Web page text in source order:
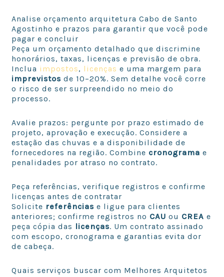
Analise orçamento arquitetura Cabo de Santo
Agostinho e prazos para garantir que você pode
pagar e concluir
Peça um orçamento detalhado que discrimine
honorários, taxas, licenças e previsão de obra.
Inclua impostos, licenças e uma margem para
imprevistos de 10–20%. Sem detalhe você corre
o risco de ser surpreendido no meio do
processo.
Avalie prazos: pergunte por prazo estimado de
projeto, aprovação e execução. Considere a
estação das chuvas e a disponibilidade de
fornecedores na região. Combine cronograma e
penalidades por atraso no contrato.
Peça referências, verifique registros e confirme
licenças antes de contratar
Solicite referências e ligue para clientes
anteriores; confirme registros no CAU ou CREA e
peça cópia das licenças. Um contrato assinado
com escopo, cronograma e garantias evita dor
de cabeça.
Quais serviços buscar com Melhores Arquitetos